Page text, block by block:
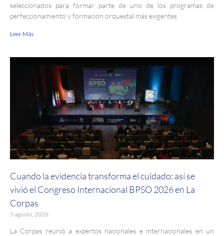
seleccionados para formar parte de uno de los programas de
perfeccionamiento y formación orquestal más exigentes
Leer Más
Cuando la evidencia transforma el cuidado: así se
vivió el Congreso Internacional BPSO 2026 en La
Corpas
5 agosto, 2026
La Corpas reunió a expertos nacionales e internacionales en un